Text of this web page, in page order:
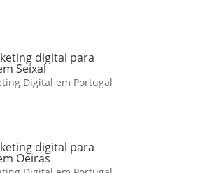
digital para
Seixal
Digital em Portugal
digital para
Oeiras